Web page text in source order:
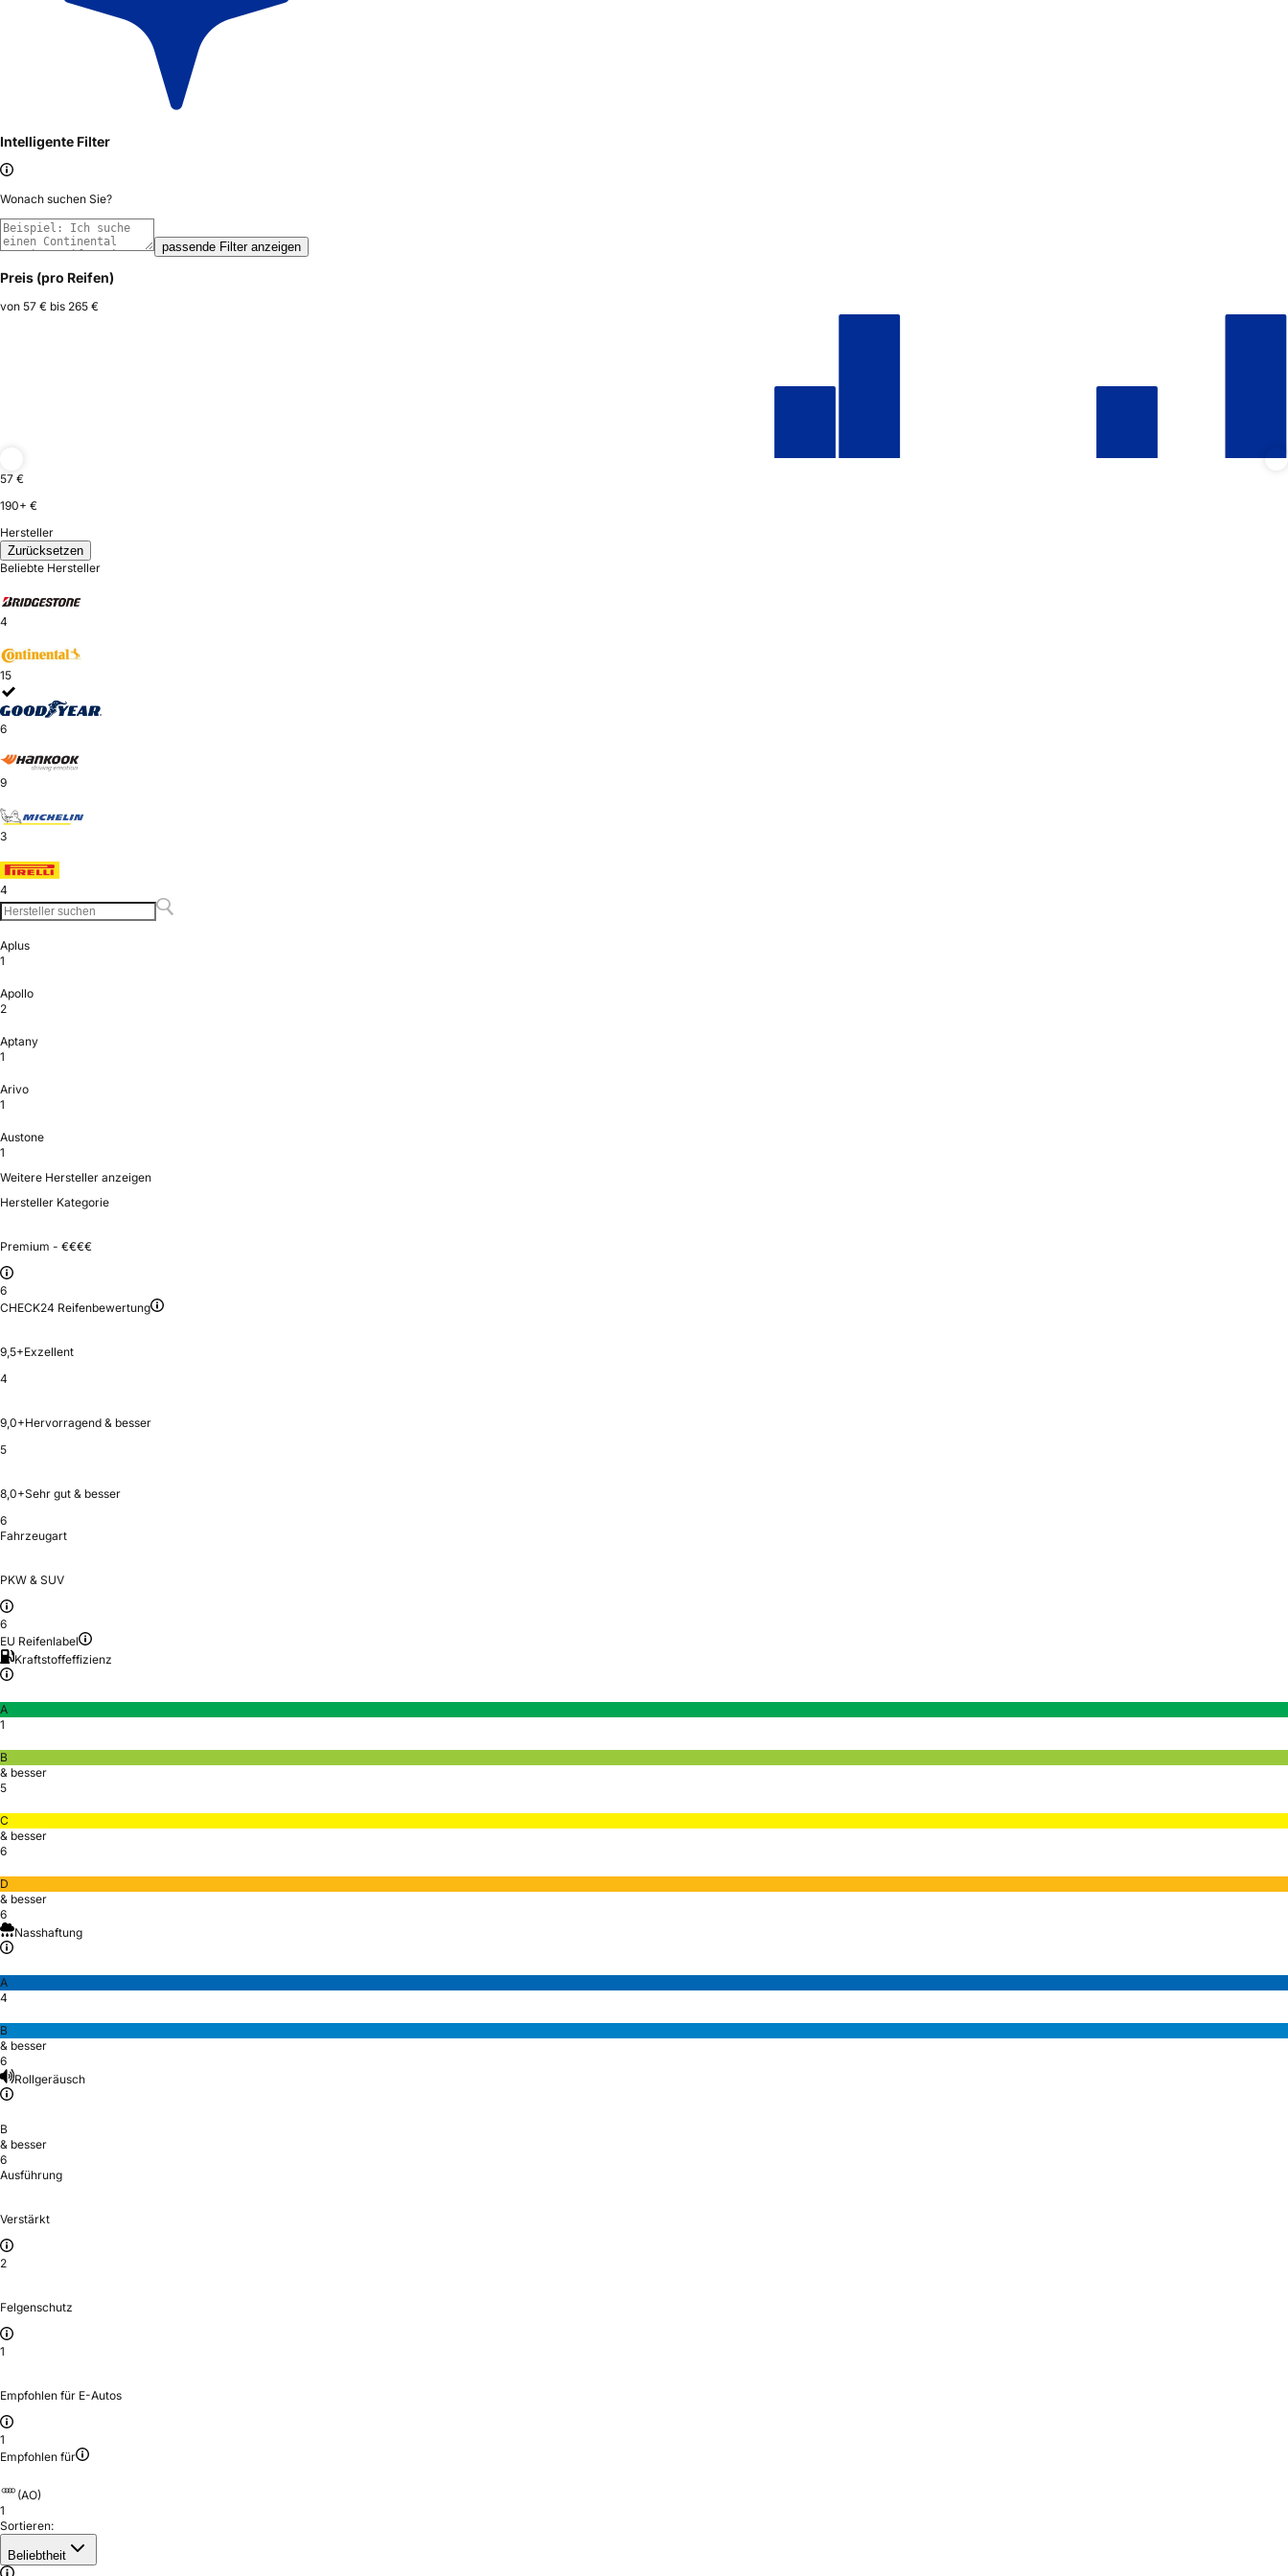
Intelligente Filter
Wonach suchen Sie?
passende Filter anzeigen
Preis (pro Reifen)
von 57 € bis 265 €
57 €
190+ €
Hersteller
Zurücksetzen
Beliebte Hersteller
4
15
6
9
3
4
Aplus
1
Apollo
2
Aptany
1
Arivo
1
Austone
1
Weitere Hersteller anzeigen
Hersteller Kategorie
Premium - €€€€
6
CHECK24 Reifenbewertung
9,5+Exzellent
4
9,0+Hervorragend & besser
5
8,0+Sehr gut & besser
6
Fahrzeugart
PKW & SUV
6
EU Reifenlabel
Kraftstoffeffizienz
A
1
B
& besser
5
C
& besser
6
D
& besser
6
Nasshaftung
A
4
B
& besser
6
Rollgeräusch
B
& besser
6
Ausführung
Verstärkt
2
Felgenschutz
1
Empfohlen für E-Autos
1
Empfohlen für
(AO)
1
Sortieren:
Beliebtheit